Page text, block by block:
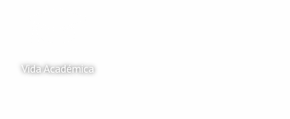
Vida Académica